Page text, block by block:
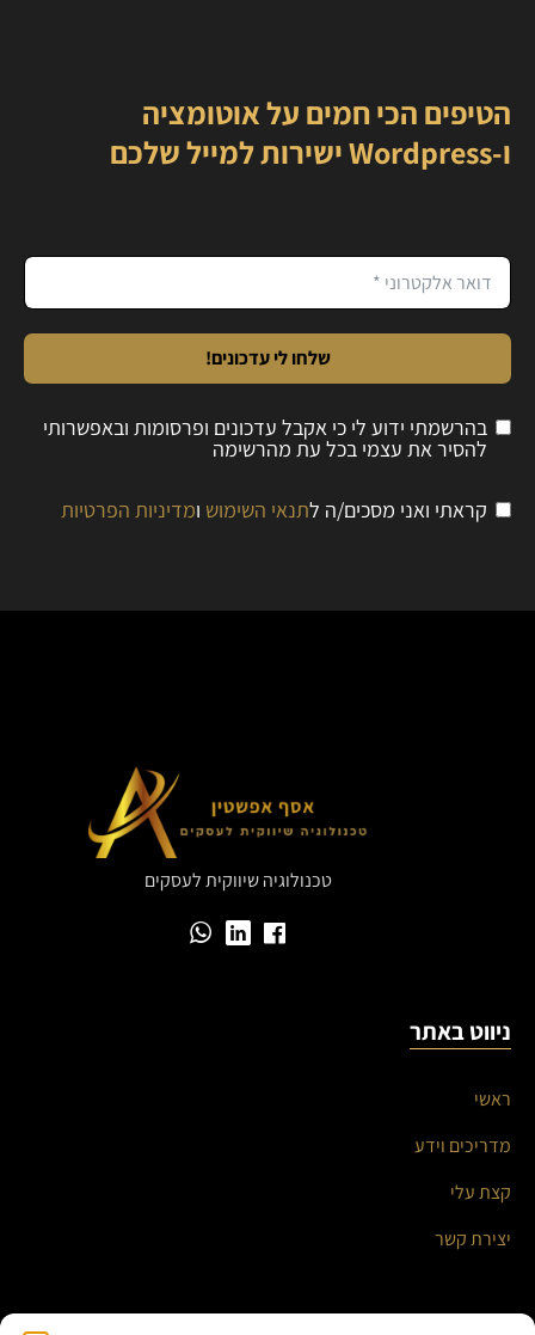
הטיפים הכי חמים על אוטומציה
ו-Wordpress ישירות למייל שלכם
שלחו לי עדכונים!
בהרשמתי ידוע לי כי אקבל עדכונים ופרסומות ובאפשרותי
להסיר את עצמי בכל עת מהרשימה
קראתי ואני מסכים/ה לתנאי השימוש ומדיניות הפרטיות
טכנולוגיה שיווקית לעסקים
ניווט באתר
ראשי
מדריכים וידע
קצת עלי
יצירת קשר